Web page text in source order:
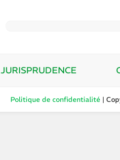
JURISPRUDENCE
Politique de confidentialité|